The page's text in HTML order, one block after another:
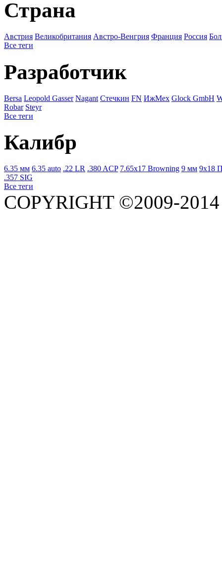
Страна
Австрия Великобритания Австро-Венгрия Франция Росcия
Все теги
Разработчик
Bersa Leopold Gasser Nagant Стечкин FN ИжМех Glock GmbH
Robar Steyr
Все теги
Калибр
6.35 мм 6.35 auto .22 LR .380 ACP 7.65x17 Browning 9 мм 9x18
.357 SIG
Все теги
COPYRIGHT ©2009-